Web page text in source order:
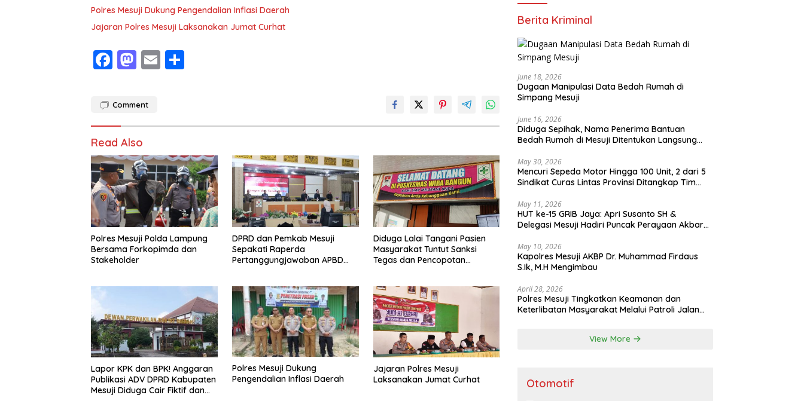
Polres Mesuji Dukung Pengendalian Inflasi Daerah
Jajaran Polres Mesuji Laksanakan Jumat Curhat
F
e
o
o
k
M
to
o
n
E
Comment
Read Also
Polres Mesuji Polda Lampung
Bersama Forkopimda dan
Stakeholder
DPRD dan Pemkab Mesuji
Sepakati Raperda
Pertanggungjawaban APBD
Diduga Lalai Tangani Pasien
Masyarakat Tuntut Sanksi
Tegas dan Pencopotan
Lapor KPK dan BPK! Anggaran
Publikasi ADV DPRD Kabupaten
Mesuji Diduga Cair Fiktif dan
Polres Mesuji Dukung
Pengendalian Inflasi Daerah
Jajaran Polres Mesuji
Laksanakan Jumat Curhat
Berita Kriminal
June 18, 2026
Dugaan Manipulasi Data Bedah Rumah di
Simpang Mesuji
June 16, 2026
Diduga Sepihak, Nama Penerima Bantuan
Bedah Rumah di Mesuji Ditentukan Langsung
May 30, 2026
Mencuri Sepeda Motor Hingga 100 Unit, 2 dari 5
Sindikat Curas Lintas Provinsi Ditangkap Tim
May 11, 2026
HUT ke-15 GRIB Jaya: Apri Susanto SH &
Delegasi Mesuji Hadiri Puncak Perayaan Akbar
May 10, 2026
Kapolres Mesuji AKBP Dr. Muhammad Firdaus
S.Ik, M.H Mengimbau
April 28, 2026
Polres Mesuji Tingkatkan Keamanan dan
Keterlibatan Masyarakat Melalui Patroli Jalan
View More
Otomotif